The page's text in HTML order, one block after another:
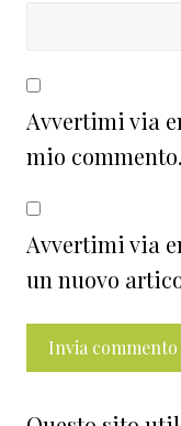
Avvertimi via
mio commento.
Avvertimi via
un nuovo